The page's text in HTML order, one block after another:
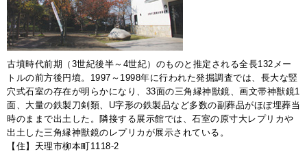
古墳時代前期（3世紀後半～4世紀）のものと推定される全長132メー
トルの前方後円墳。1997～1998年に行われた発掘調査では、長大な竪
穴式石室の存在が明らかになり、33面の三角縁神獣鏡、画文帯神獣鏡1
面、大量の鉄製刀剣類、U字形の鉄製品など多数の副葬品がほぼ埋葬当
時のままで出土した。隣接する展示館では、石室の原寸大レプリカや
出土した三角縁神獣鏡のレプリカが展示されている。
【住】天理市柳本町1118-2